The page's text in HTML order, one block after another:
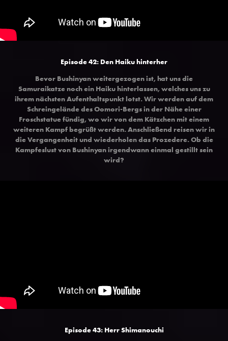
Episode 42: Den Haiku hinterher
Bevor Bushinyan weitergezogen ist, hat uns die
Samuraikatze noch ein Haiku hinterlassen, welches uns zu
ihrem nächsten Aufenthaltspunkt lotst. Wir werden auf dem
Schreingelände des Oomori-Bergs in der Nähe einer
Froschstatue fündig, wo wir von dem Kätzchen mit einem
weiteren Kampf begrüßt werden. Anschließend reisen wir in
die Vergangenheit und wiederholen das Prozedere. Ob die
Kampfeslust von Bushinyan irgendwann einmal gestillt sein
wird?
Episode 43: Herr Shimanouchi